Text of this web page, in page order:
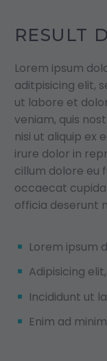
RESULT
Lorem ipsum
aditpisicing elit,
ut labore et
veniam, quis
nisi ut aliquip ex
irure dolor in
cillum dolore eu
occaecat
officia deserunt
Lorem ipsum
Adipisicing
Incididunt ut
Enim ad